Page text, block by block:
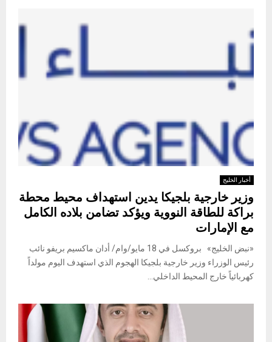
أخبار الخليج
وزير خارجية بلجيكا يدين استهداف محيط محطة
براكة للطاقة النووية ويؤكد تضامن بلاده الكامل
مع الإمارات
«نبض الخليج» بروكسل في 18 مايو/وام/ أدان ماكسيم بريفو نائب
رئيس الوزراء وزير خارجية بلجيكا الهجوم الذي استهدف اليوم مولداً
كهربائياً خارج المحيط الداخلي...